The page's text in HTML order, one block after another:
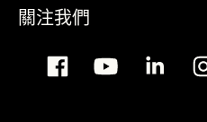
關注我們